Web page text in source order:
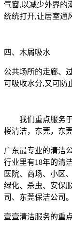
气窗,以减少外界的
统统打开,让居室通
四、木屑吸水
公共场所的走廊、
可吸收水分,又可防
我们重点服务于
楼清洁，东莞，东
广东最专业的清洁
行业里有18年的清
医院、商场、小区
绿化、杀虫、安保
司、东莞保洁公司。
壹壹清洁服务的重